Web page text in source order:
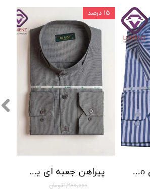
پیراهن جعبه ای یقه Diplomat برند By Lino کد 004
۱,۲۸۰,۰۰۰ تومان
۱۵ درصد
پیراهن جعبه ای By Lino کد 15043